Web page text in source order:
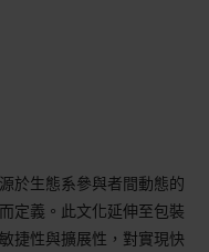
於生態系參與者間動態的
定義。此文化延伸至包裝
捷性與擴展性，對實現快